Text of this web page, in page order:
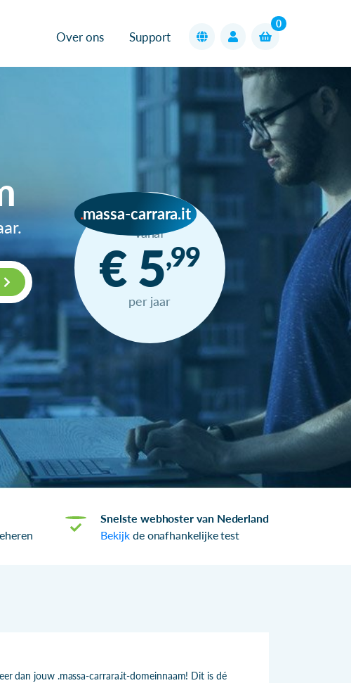
Over ons Support
0
massa-carrara.it
vanaf
€ 5,99
per jaar
Snelste webhoster van Nederland
Bekijkde onafhankelijke test
dan jouw .massa-carrara.it-domeinnaam! Dit is dé